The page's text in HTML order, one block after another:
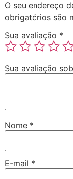
O seu endereço
obrigatórios são
Sua avaliação *
Sua avaliação
Nome *
E-mail *